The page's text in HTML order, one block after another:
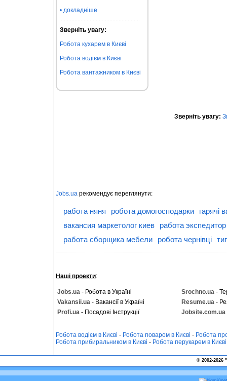
• докладніше
Зверніть увагу:
Робота кухарем в Києві
Робота водієм в Києві
Робота вантажником в Києві
Зверніть увагу:
Jobs.ua рекомендує переглянути:
работа няня робота домогосподарки
гарячі
вакансия маркетолог киев
работа
работа сборщика мебели
робота чернівці
Наші проекти:
Jobs.ua - Робота в Україні Srochno.ua -
Vakansii.ua - Вакансії в Україні Resume.ua -
Profi.ua - Посадові Інструкції Jobsite.com.ua
Робота водієм в Києві - Робота поваром в Києві - Робота
Робота прибиральником в Києві - Робота перукарем в Києві
© 2002-2026